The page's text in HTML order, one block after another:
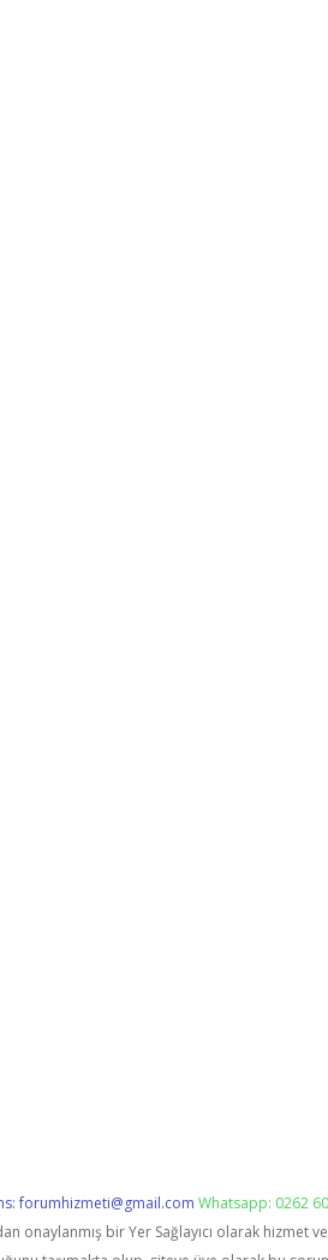
forumhizmeti@gmail.com Whatsapp: 0262
onaylanmış bir Yer Sağlayıcı olarak